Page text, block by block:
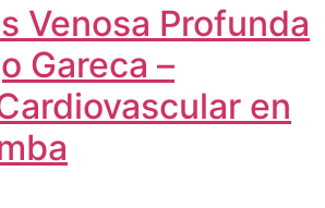
Venosa Profunda
Gareca –
en